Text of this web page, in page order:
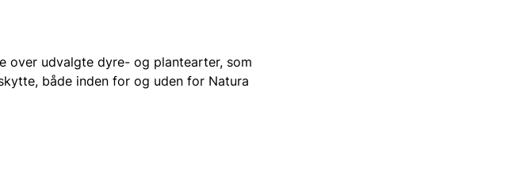
over udvalgte dyre- og plantearter, som
både inden for og uden for Natura